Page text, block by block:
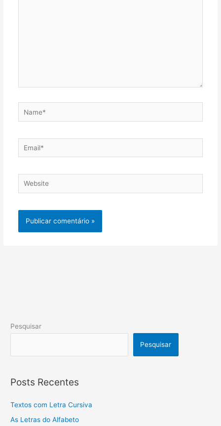
Name*
Email*
Website
Pesquisar
Pesquisar
Posts Recentes
Textos com Letra Cursiva
As Letras do Alfabeto